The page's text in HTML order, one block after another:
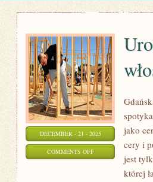
DECEMBER - 21 - 2025
COMMENTS OFFON
jako
cery i
jest
której